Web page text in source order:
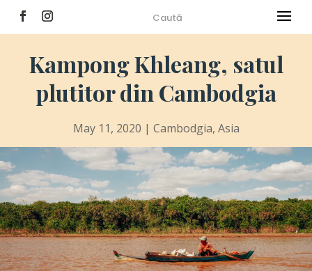
Kampong Khleang, satul
plutitor din Cambodgia
May 11, 2020 | Cambodgia, Asia